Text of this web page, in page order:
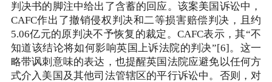
判决书的脚注中给出了含蓄的回应。该案美国诉讼中，
CAFC作出了撤销侵权判决和二等损害赔偿判决，且约
5.06亿元的原判决不予恢复的裁定。CAFC表示，其“不
知道该结论将如何影响英国上诉法院的判决”[6]。这一
略带讽刺意味的表达，也提醒英国法院应避免以任何方
式介入美国及其他司法管辖区的平行诉讼中。否则，对